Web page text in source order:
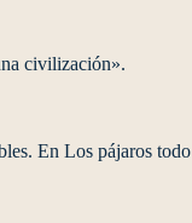
civilización».
En Los pájaros todo